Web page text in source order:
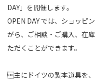
DAY」を開催します。
OPEN DAY では、ショッピ
がら、ご相談・ご購入、在
ただくことができます。
主にドイツの製本道具を